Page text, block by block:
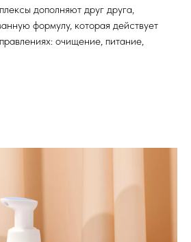
дополняют друг друга,
формулу, которая действует
очищение, питание,